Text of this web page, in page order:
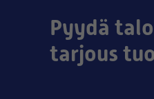
Pyydä
tarjous